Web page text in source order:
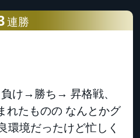
連勝
け→勝ち→ 昇格戦、
れたものの なんとかグ
環境だったけど忙しく